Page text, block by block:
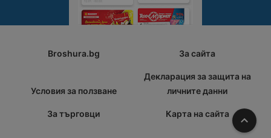
Broshura.bg За сайта
Условия за ползване
Декларация за защита на
личните данни
За търговци Карта на сайта